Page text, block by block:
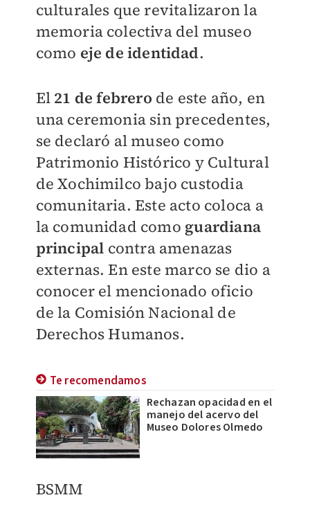
culturales que revitalizaron la
memoria colectiva del museo
como eje de identidad.
El 21 de febrero de este año, en
una ceremonia sin precedentes,
se declaró al museo como
Patrimonio Histórico y Cultural
de Xochimilco bajo custodia
comunitaria. Este acto coloca a
la comunidad como guardiana
principal contra amenazas
externas. En este marco se dio a
conocer el mencionado oficio
de la Comisión Nacional de
Derechos Humanos.
Te recomendamos
Rechazan opacidad en el
manejo del acervo del
Museo Dolores Olmedo
BSMM